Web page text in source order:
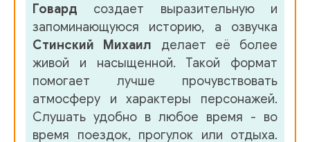
Говард создает выразительную и
запоминающуюся историю, а озвучка
Стинский Михаил делает её более
живой и насыщенной. Такой формат
помогает лучше прочувствовать
атмосферу и характеры персонажей.
Слушать удобно в любое время - во
время поездок, прогулок или отдыха.